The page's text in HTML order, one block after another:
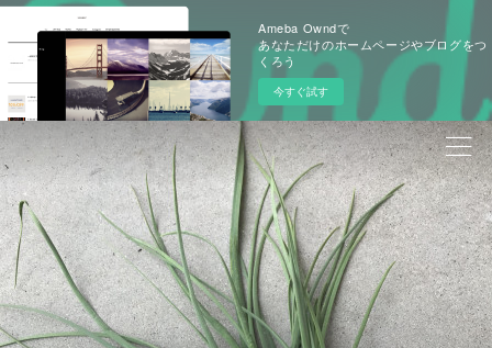
Ameba Owndで
あなただけのホームページやブログをつ
くろう
今すぐ試す